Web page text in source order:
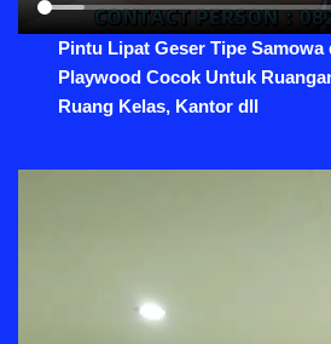
Pintu Lipat Geser Tipe Samowa
Playwood Cocok Untuk
Ruang Kelas, Kantor dll